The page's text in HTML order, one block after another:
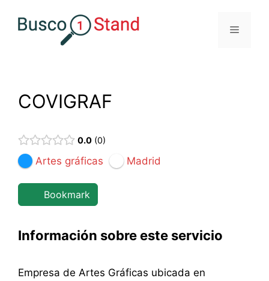
Menú
COVIGRAF
0.0 0
Artes gráficas Madrid
Bookmark
Información sobre este servicio
Empresa de Artes Gráficas ubicada en